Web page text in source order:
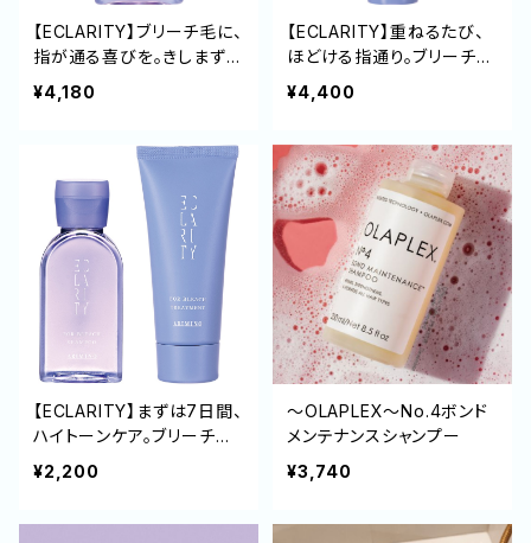
【ECLARITY】ブリーチ毛に、
指が通る喜びを。きしまず優
しく洗い、やわらかな髪へ導
くフォーブリーチシャンプー
¥4,180
【ECLARITY】重ねるたび、
ほどける指通り。ブリーチ毛
のゴワつきをほぐし、なめら
かに整えるフォーブリーチト
¥4,400
【ECLARITY】まずは7日間、
ハイトーンケア。ブリーチ髪
のきしみを防ぎ、なめらかに
整えるフォーブリーチ ミニ
¥2,200
～OLAPLEX～No.4ボンド
メンテナンスシャンプー
¥3,740